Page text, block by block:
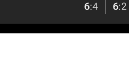
6:4 6:2